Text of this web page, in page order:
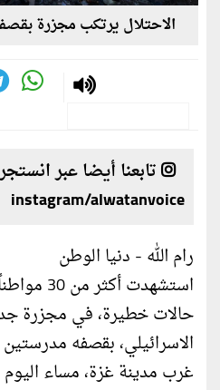
الاحتلال يرتكب مجزرة
تابعنا أيضا عبر
instagram/alwatanvoice
رام الله - دنيا الوطن
استشهدت
حالات خطيرة، في مجزرة
الاسرائيلي، بقصفه
غرب مدينة غزة، مساء اليوم